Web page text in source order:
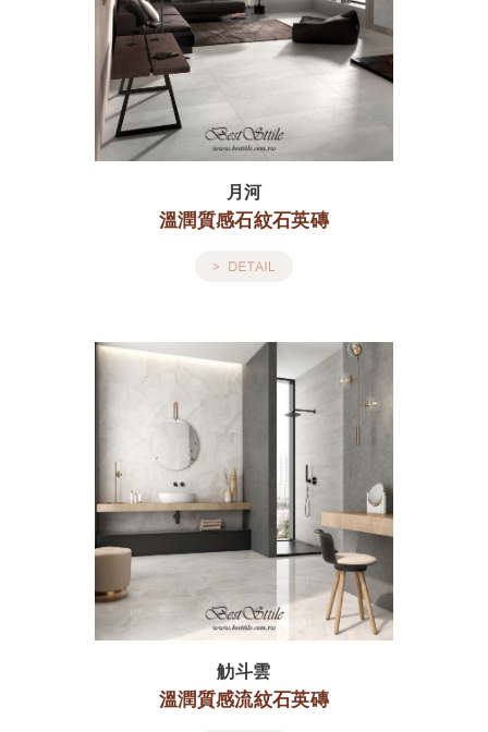
月河
溫潤質感石紋石英磚
觔斗雲
溫潤質感流紋石英磚